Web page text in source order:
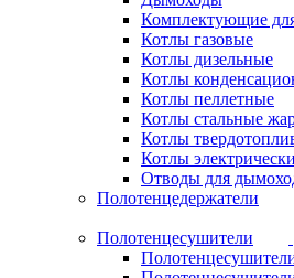
Комплектующие
Котлы газовые
Котлы дизельные
Котлы
Котлы пеллетные
Котлы стальные
Котлы
Котлы
Отводы для
Полотенцедержатели
Полотенцесушители